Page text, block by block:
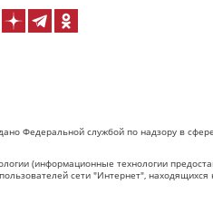
Федеральной службой по надзору в
(информационные технологии
сети "Интернет",